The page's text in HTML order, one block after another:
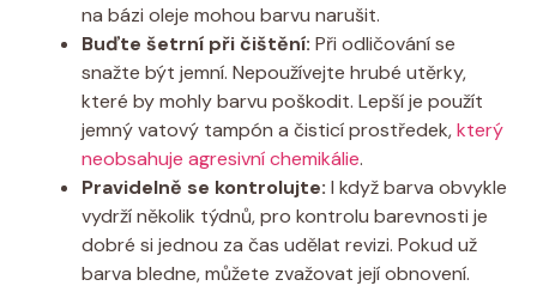
na bázi oleje mohou barvu narušit.
Buďte šetrní při čištění: Při odličování se
snažte být jemní. Nepoužívejte hrubé utěrky,
které by mohly barvu poškodit. Lepší je použít
jemný vatový tampón a čisticí prostředek,který
neobsahuje agresivní chemikálie.
Pravidelně se kontrolujte: I když barva obvykle
vydrží několik týdnů, pro kontrolu barevnosti je
dobré si jednou za čas udělat revizi. Pokud už
barva bledne, můžete zvažovat její obnovení.